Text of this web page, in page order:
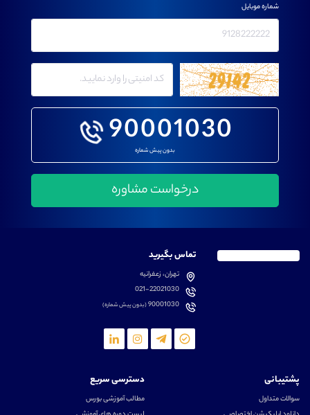
90001030
بدون پیش شماره
شماره موبایل
تماس بگیرید
تهران، زعفرانیه
021-22021030
90001030(بدون پیش شماره)
پشتیبانی
سوالات متداول
دسترسی سریع
مطالب آموزشی بورس